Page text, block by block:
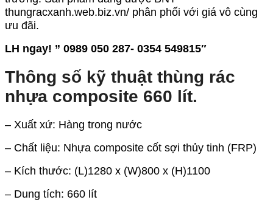
thungracxanh.web.biz.vn/ phân phối với giá vô cùng
ưu đãi.
LH ngay! ” 0989 050 287- 0354 549815″
Thông số kỹ thuật thùng rác
nhựa composite 660 lít.
– Xuất xứ: Hàng trong nước
– Chất liệu: Nhựa composite cốt sợi thủy tinh (FRP)
– Kích thước: (L)1280 x (W)800 x (H)1100
– Dung tích: 660 lít